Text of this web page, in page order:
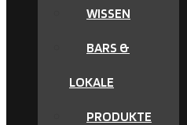
WISSEN
BARS &
LOKALE
PRODUKTE